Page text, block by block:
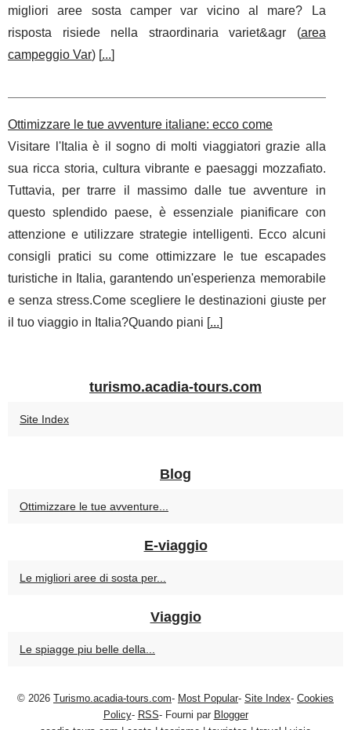
migliori aree sosta camper var vicino al mare? La
risposta risiede nella straordinaria variet&agr (area
campeggio Var) [...]
Ottimizzare le tue avventure italiane: ecco come
Visitare l'Italia è il sogno di molti viaggiatori grazie alla
sua ricca storia, cultura vibrante e paesaggi mozzafiato.
Tuttavia, per trarre il massimo dalle tue avventure in
questo splendido paese, è essenziale pianificare con
attenzione e utilizzare strategie intelligenti. Ecco alcuni
consigli pratici su come ottimizzare le tue escapades
turistiche in Italia, garantendo un'esperienza memorabile
e senza stress.Come scegliere le destinazioni giuste per
il tuo viaggio in Italia?Quando piani [...]
turismo.acadia-tours.com
Site Index
Blog
Ottimizzare le tue avventure...
E-viaggio
Le migliori aree di sosta per...
Viaggio
Le spiagge piu belle della...
© 2026 Turismo.acadia-tours.com- Most Popular- Site Index- Cookies
Policy- RSS- Fourni par Blogger